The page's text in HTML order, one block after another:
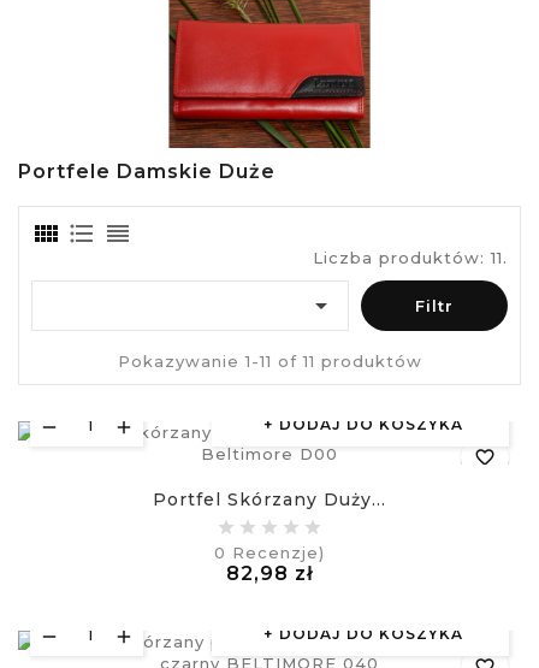
Portfele Damskie Duże
Liczba produktów: 11.
 Filtr
Pokazywanie 1-11 of 11 produktów
DODAJ DO KOSZYKA
favorite_border
Portfel Skórzany Duży...
0 Recenzje)
82,98 złCena
DODAJ DO KOSZYKA